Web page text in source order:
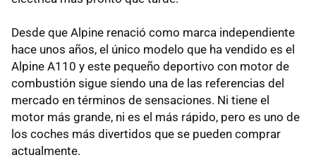
Desde que Alpine renació como marca independiente
hace unos años, el único modelo que ha vendido es el
Alpine A110 y este pequeño deportivo con motor de
combustión sigue siendo una de las referencias del
mercado en términos de sensaciones. Ni tiene el
motor más grande, ni es el más rápido, pero es uno de
los coches más divertidos que se pueden comprar
actualmente.